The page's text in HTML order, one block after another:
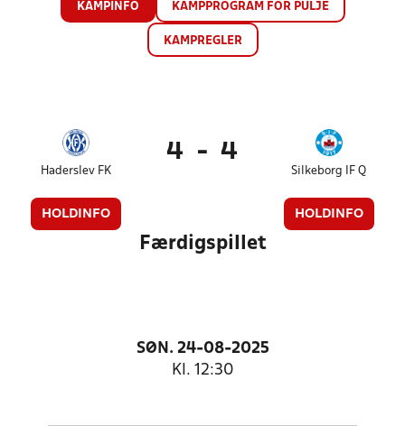
KAMPINFO KAMPPROGRAM FOR PULJE
KAMPREGLER
Haderslev FK
HOLDINFO
4 - 4
Silkeborg IF Q
HOLDINFO
Færdigspillet
SØN. 24-08-2025
Kl. 12:30